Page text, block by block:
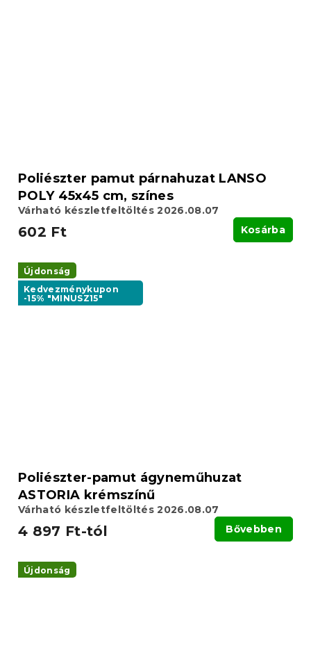
Poliészter pamut párnahuzat LANSO
POLY 45x45 cm, színes
Várható készletfeltöltés 2026.08.07
602 Ft Kosárba
Újdonság
Kedvezménykupon
-15% "MINUSZ15"
Poliészter-pamut ágyneműhuzat
ASTORIA krémszínű
Várható készletfeltöltés 2026.08.07
4 897 Ft-tól Bővebben
Újdonság